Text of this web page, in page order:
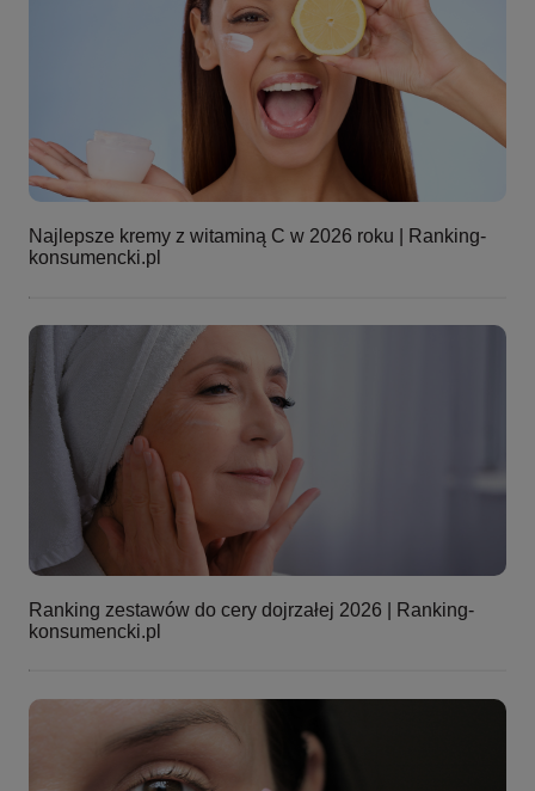
Najlepsze kremy z witaminą C w 2026 roku | Ranking-
konsumencki.pl
Ranking zestawów do cery dojrzałej 2026 | Ranking-
konsumencki.pl